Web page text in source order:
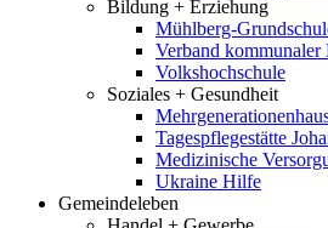
Bildung + Erziehung
Mühlberg-
Verband
Volkshochschule
Soziales + Gesundheit
Tagespflegestätte
Medizinische
Ukraine Hilfe
Gemeindeleben